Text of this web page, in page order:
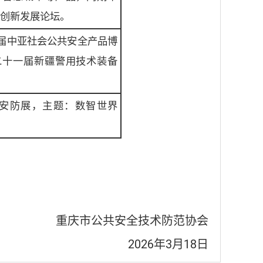
新发展论坛。
中亚社会公共安全产品博
一届新疆警用技术装备
防展，主题：数智世界
重庆市公共安全技术防范协会
2026年3月18日